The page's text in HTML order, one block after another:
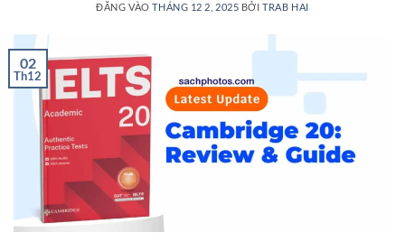
ĐĂNG VÀOTHÁNG 12 2, 2025 BỞITRAB HAI
02
Th12